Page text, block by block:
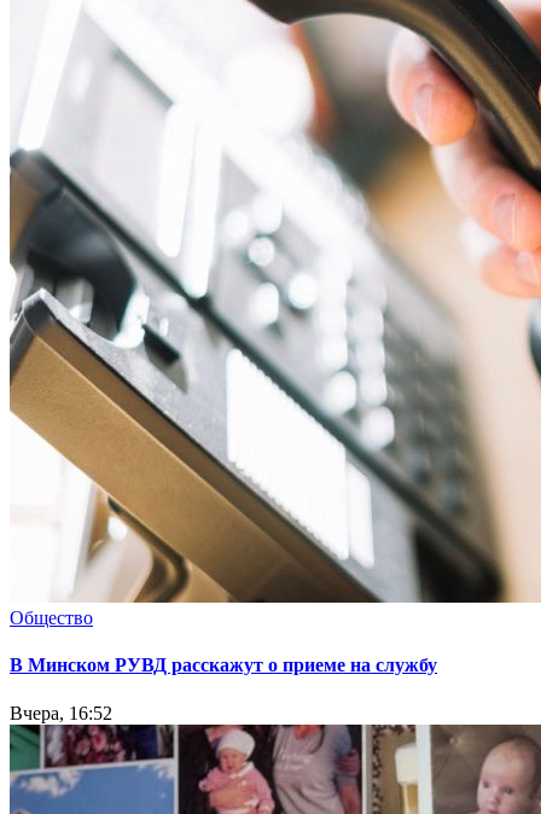
Общество
В Минском РУВД расскажут о приеме на службу
Вчера, 16:52